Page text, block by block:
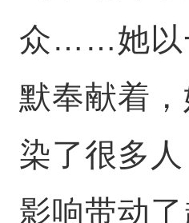
众……她以
默奉献着
染了很多
影响带动